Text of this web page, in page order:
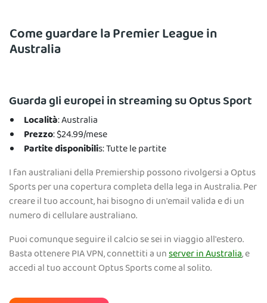
Come guardare la Premier League in
Australia
Guarda gli europei in streaming su Optus Sport
Località: Australia
Prezzo: $24.99/mese
Partite disponibilis: Tutte le partite
I fan australiani della Premiership possono rivolgersi a Optus
Sports per una copertura completa della lega in Australia. Per
creare il tuo account, hai bisogno di un'email valida e di un
numero di cellulare australiano.
Puoi comunque seguire il calcio se sei in viaggio all'estero.
Basta ottenere PIA VPN, connettiti a unserver in Australia, e
accedi al tuo account Optus Sports come al solito.